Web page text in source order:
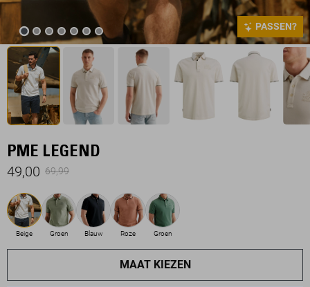
PASSEN?
PME LEGEND
49,00 69,99
Beige Groen Blauw Roze Groen
MAAT KIEZEN